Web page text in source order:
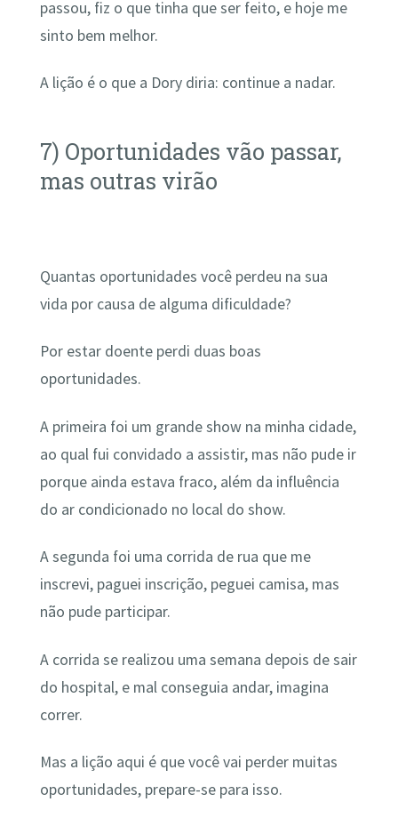
passou, fiz o que tinha que ser feito, e hoje me
sinto bem melhor.
A lição é o que a Dory diria: continue a nadar.
7) Oportunidades vão passar,
mas outras virão
Quantas oportunidades você perdeu na sua
vida por causa de alguma dificuldade?
Por estar doente perdi duas boas
oportunidades.
A primeira foi um grande show na minha cidade,
ao qual fui convidado a assistir, mas não pude ir
porque ainda estava fraco, além da influência
do ar condicionado no local do show.
A segunda foi uma corrida de rua que me
inscrevi, paguei inscrição, peguei camisa, mas
não pude participar.
A corrida se realizou uma semana depois de sair
do hospital, e mal conseguia andar, imagina
correr.
Mas a lição aqui é que você vai perder muitas
oportunidades, prepare-se para isso.